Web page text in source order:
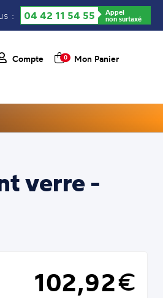
: 04 42 11 54 55 Appel
non surtaxé
Compte 0 Mon Panier
verre -
102,92€